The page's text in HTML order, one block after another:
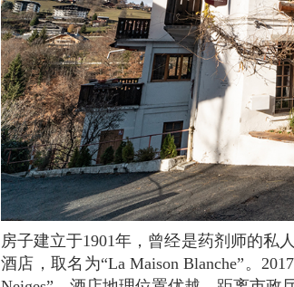
房子建立于1901年，曾经是药剂师的私人住宅。在20世纪20年代，房子重新装修后改造成了
酒店，取名为“La Maison Blanche”。